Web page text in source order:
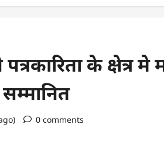
के क्षेत्र मे
0 comments